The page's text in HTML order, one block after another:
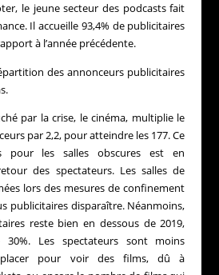
le jeune secteur des podcasts fait
Il accueille 93,4% de publicitaires
à l’année précédente.
par la crise, le cinéma, multiplie le
par 2,2, pour atteindre les 177. Ce
pour les salles obscures est en
des spectateurs. Les salles de
lors des mesures de confinement
publicitaires disparaître. Néanmoins,
reste bien en dessous de 2019,
Les spectateurs sont moins
pour voir des films, dû à